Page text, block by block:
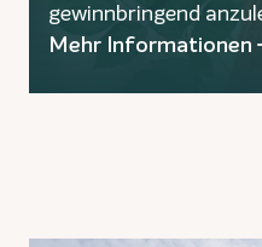
gewinnbringend
Mehr Informationen